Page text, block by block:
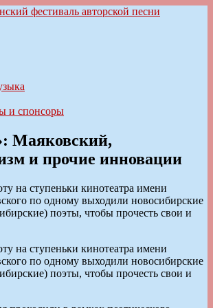
авторской песни
и спонсоры
Маяковский,
и прочие инновации
на ступеньки кинотеатра имени
по одному выходили новосибирские
поэты, чтобы прочесть свои и
на ступеньки кинотеатра имени
по одному выходили новосибирские
поэты, чтобы прочесть свои и